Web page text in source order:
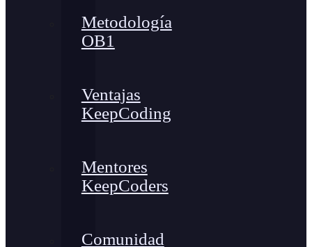
Metodología
OB1
Ventajas
KeepCoding
Mentores
KeepCoders
Comunidad